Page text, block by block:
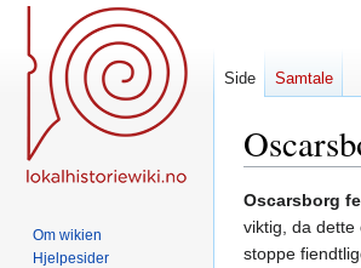
Hopp
til
navigering
Hopp
til
søk
Oscarsborg
viktig, da dette
stoppe
Side Samtale
Om wikien
Hjelpesider